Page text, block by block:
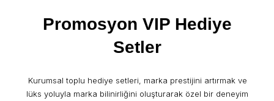
Promosyon VIP Hediye
Setler
Kurumsal toplu hediye setleri, marka prestijini artırmak ve
lüks yoluyla marka bilinirliğini oluşturarak özel bir deneyim